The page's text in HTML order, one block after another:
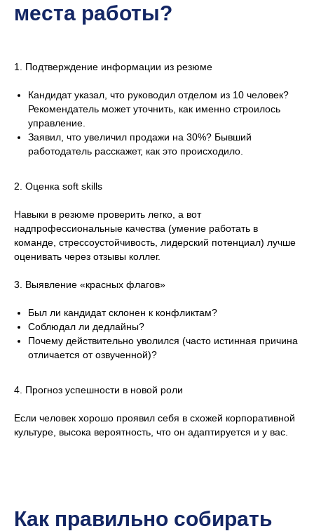
места работы?
1. Подтверждение информации из резюме
Кандидат указал, что руководил отделом из 10 человек?
Рекомендатель может уточнить, как именно строилось
управление.
Заявил, что увеличил продажи на 30%? Бывший
работодатель расскажет, как это происходило.
2. Оценка soft skills
Навыки в резюме проверить легко, а вот
надпрофессиональные качества (умение работать в
команде, стрессоустойчивость, лидерский потенциал) лучше
оценивать через отзывы коллег.
3. Выявление «красных флагов»
Был ли кандидат склонен к конфликтам?
Соблюдал ли дедлайны?
Почему действительно уволился (часто истинная причина
отличается от озвученной)?
4. Прогноз успешности в новой роли
Если человек хорошо проявил себя в схожей корпоративной
культуре, высока вероятность, что он адаптируется и у вас.
Как правильно собирать